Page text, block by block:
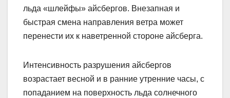
льда «шлейфы» айсбергов. Внезапная и
быстрая смена направления ветра может
перенести их к наветренной стороне айсберга.
Интенсивность разрушения айсбергов
возрастает весной и в ранние утренние часы, с
попаданием на поверхность льда солнечного